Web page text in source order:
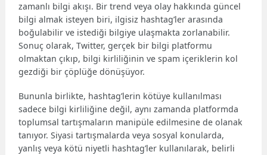
zamanlı bilgi akışı. Bir trend veya olay hakkında güncel
bilgi almak isteyen biri, ilgisiz hashtag’ler arasında
boğulabilir ve istediği bilgiye ulaşmakta zorlanabilir.
Sonuç olarak, Twitter, gerçek bir bilgi platformu
olmaktan çıkıp, bilgi kirliliğinin ve spam içeriklerin kol
gezdiği bir çöplüğe dönüşüyor.
Bununla birlikte, hashtag’lerin kötüye kullanılması
sadece bilgi kirliliğine değil, aynı zamanda platformda
toplumsal tartışmaların manipüle edilmesine de olanak
tanıyor. Siyasi tartışmalarda veya sosyal konularda,
yanlış veya kötü niyetli hashtag’ler kullanılarak, belirli